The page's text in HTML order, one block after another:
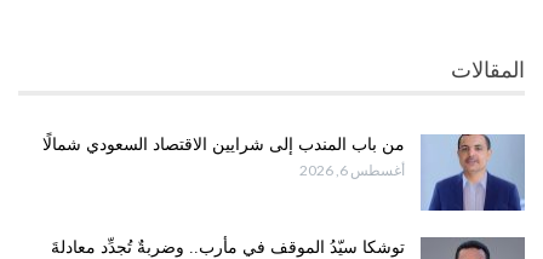
المقالات
من باب المندب إلى شرايين الاقتصاد السعودي شمالًا
أغسطس 6, 2026
توشكا سيّدُ الموقف في مأرب.. وضربةٌ تُجدِّد معادلةَ